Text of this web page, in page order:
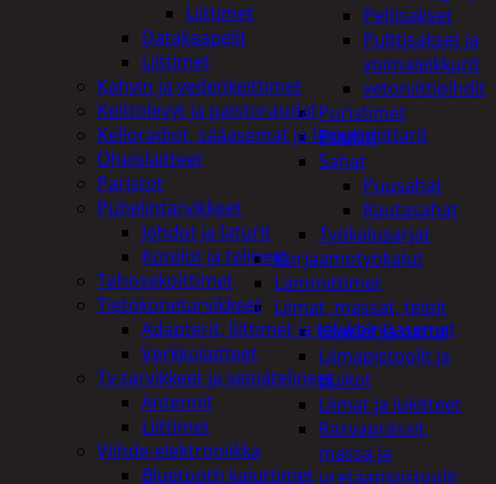
Peltisakset
Pulttisakset ja
voimaleikkurit
vetoniittipihdit
Puristimet
Puukot
Sahat
Puusahat
Rautasahat
Työkalusarjat
Korjaamotyökalut
Lämmittimet
Liimat, massat, teipit
Köydet ja narut
Liimapistoolit ja
puikot
Liimat ja lukitteet
Rasvaprässit,
massa ja
uretaanipistoolit
Liittimet
Datakaapelit
Liittimet
Kahvin ja vedenkeittimet
Keittolevyt ja paistoraudat
Kelloradiot, sääasemat ja lämpömittarit
Oheislaitteet
Paristot
Puhelintarvikkeet
Johdot ja laturit
Kotelot ja telineet
Tehosekoittimet
Tietokonetarvikkeet
Adapterit, liittimet ja telakointiasemat
Verkkolaitteet
Tv-tarvikkeet ja seinätelineet
Antennit
Liittimet
Viihde-elektroniikka
Bluetooth kaiuttimet